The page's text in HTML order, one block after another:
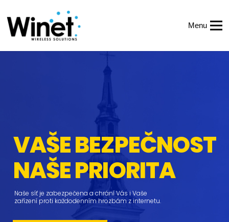
Menu
VAŠE BEZPEČNOST
NAŠE PRIORITA
Naše síť je zabezpečena a chrání Vás i Vaše
zařízení proti každodenním hrozbám z internetu.